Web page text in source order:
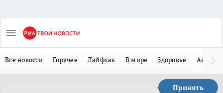
Все новости Горячее Лайфхак В мире Здоровье Авто
Принять